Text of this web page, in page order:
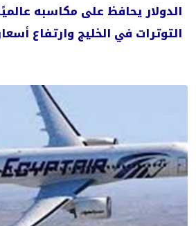
الدولار يحافظ على مكاسبه
التوترات في الخليج وارتفاع